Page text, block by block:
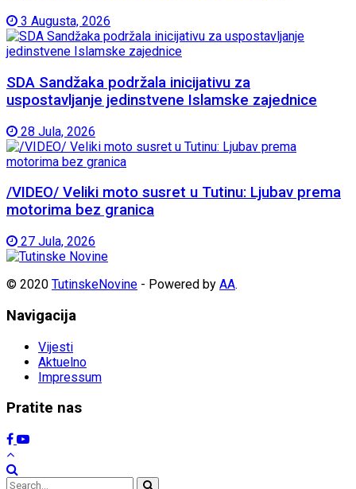
3 Augusta, 2026
SDA Sandžaka podržala inicijativu za
uspostavljanje jedinstvene Islamske zajednice
28 Jula, 2026
/VIDEO/ Veliki moto susret u Tutinu: Ljubav prema
motorima bez granica
27 Jula, 2026
© 2020 TutinskeNovine - Powered by AA.
Navigacija
Vijesti
Aktuelno
Impressum
Pratite nas